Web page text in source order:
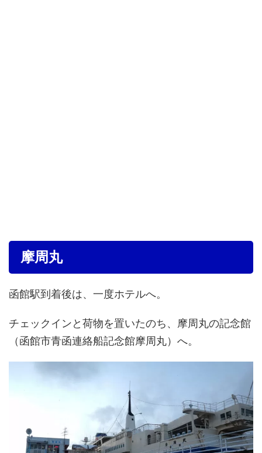
摩周丸
函館駅到着後は、一度ホテルへ。
チェックインと荷物を置いたのち、摩周丸の記念館
（函館市青函連絡船記念館摩周丸）へ。